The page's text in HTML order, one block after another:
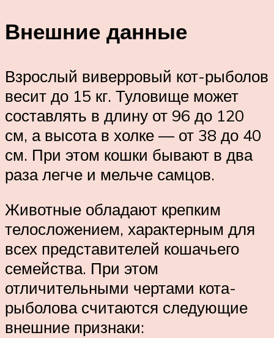
Внешние данные
Взрослый виверровый кот-рыболов
весит до 15 кг. Туловище может
составлять в длину от 96 до 120
см, а высота в холке — от 38 до 40
см. При этом кошки бывают в два
раза легче и мельче самцов.
Животные обладают крепким
телосложением, характерным для
всех представителей кошачьего
семейства. При этом
отличительными чертами кота-
рыболова считаются следующие
внешние признаки: